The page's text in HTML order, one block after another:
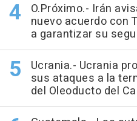
O.Próximo.- Irán
nuevo acuerdo con
a garantizar su
Ucrania.- Ucrania
sus ataques a la
del Oleoducto del